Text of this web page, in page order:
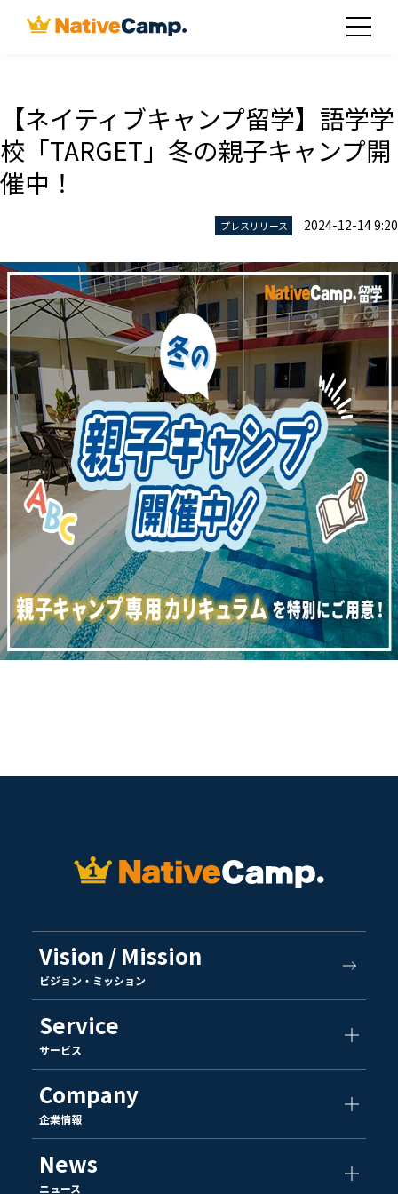
【ネイティブキャンプ留学】語学学
校「TARGET」冬の親子キャンプ開
催中！
プレスリリース 2024-12-14 9:20
Vision / Mission
ビジョン・ミッション
Service
サービス
Company
企業情報
News
ニュース